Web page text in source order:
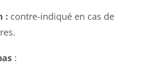
: contre-indiqué en cas de
: